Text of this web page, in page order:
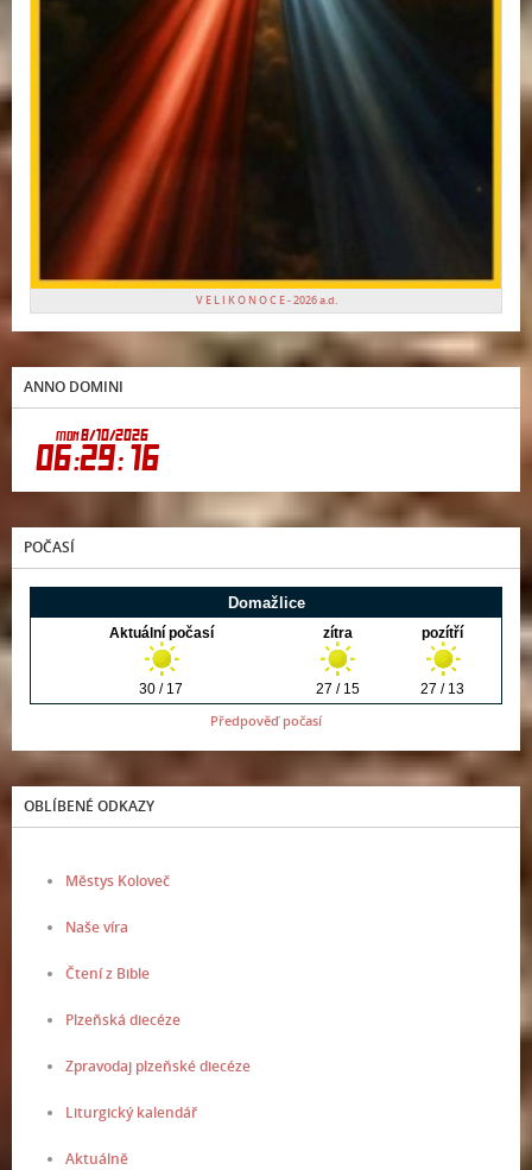
V E L I K O N O C E - 2026 a.d.
ANNO DOMINI
POČASÍ
Předpověď počasí
OBLÍBENÉ ODKAZY
Městys Koloveč
Naše víra
Čtení z Bible
Plzeňská diecéze
Zpravodaj plzeňské diecéze
Liturgický kalendář
Aktuálně